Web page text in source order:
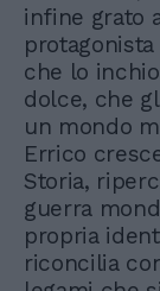
infine grato
che lo
dolce, che
un mondo
Errico
Storia,
guerra
propria
riconcilia